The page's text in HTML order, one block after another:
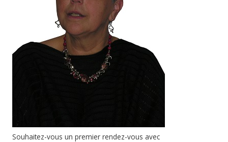
Souhaitez-vous un premier rendez-vous avec